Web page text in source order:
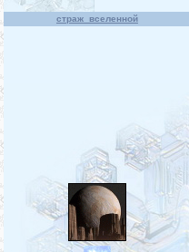
страж_вселенной